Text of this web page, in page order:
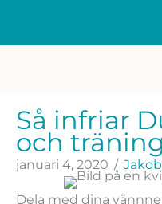
Så infriar
och
januari 4, 2020 /
Dela med dina